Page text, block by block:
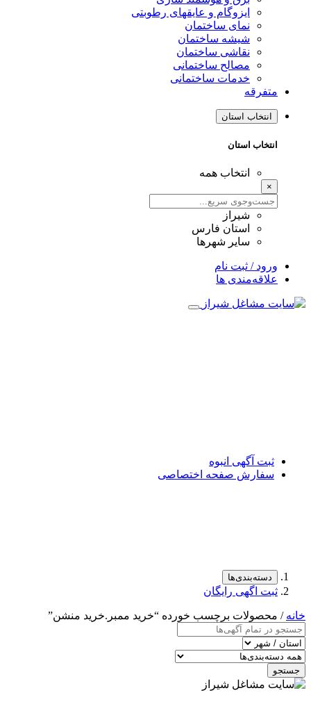
ایزوگام و عایقهای رطوبتی
نمای ساختمان
شیشه ساختمان
نقاشی ساختمان
مصالح ساختمانی
خدمات ساختمانی
متفرقه
انتخاب استان
انتخاب استان
انتخاب همه
×
شیراز
استان فارس
سایر شهرها
ورود / ثبت نام
علاقه‌مندی ها
ثبت آگهی انبوه
سفارش صفحه اختصاصی
دسته‌بندی‌ها
ثبت اگهی رایگان
خانه / محصولات برچسب خورده “خرید ممبر.خرید منشن”
جستجو